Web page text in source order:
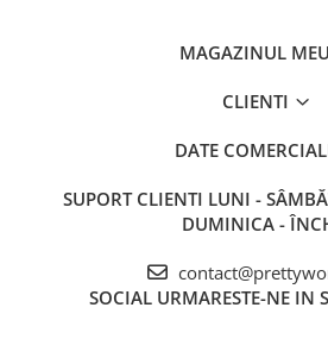
MAGAZINUL MEU
CLIENTI
DATE
SUPORT CLIENTI LUNI -
DUMINICA -
SOCIAL URMARESTE-NE IN